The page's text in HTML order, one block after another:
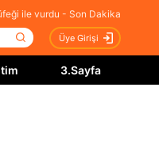
ile vurdu - Son Dakika
Üye Girişi
3.Sayfa